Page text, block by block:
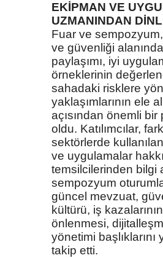
EKİPMAN VE
UZMANINDAN
Fuar ve sempozyum,
ve güvenliği
paylaşımı, iyi
örneklerinin
sahadaki risklere
yaklaşımlarının ele
açısından önemli bir
oldu. Katılımcılar,
sektörlerde
ve uygulamalar
temsilcilerinden bilgi
sempozyum
güncel mevzuat,
kültürü, iş kazalarının
önlenmesi,
yönetimi başlıklarını
takip etti.